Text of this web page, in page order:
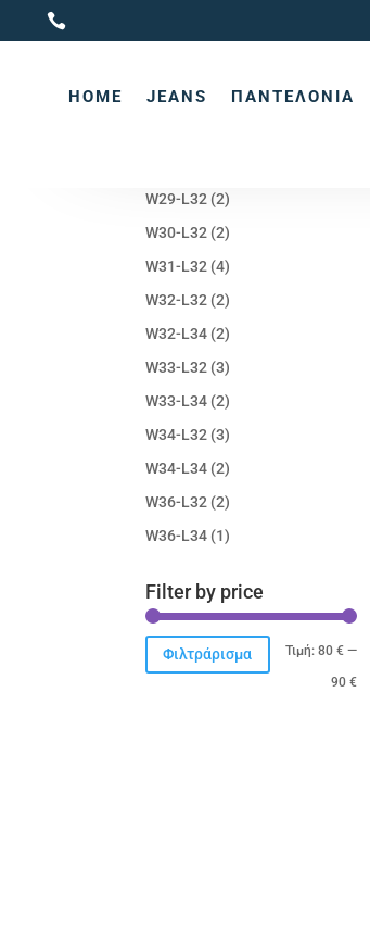

HOME JEANS ΠΑΝΤΕΛΌΝΙΑ
W29-L32 (2)
W30-L32 (2)
W31-L32 (4)
W32-L32 (2)
W32-L34 (2)
W33-L32 (3)
W33-L34 (2)
W34-L32 (3)
W34-L34 (2)
W36-L32 (2)
W36-L34 (1)
Filter by price
Φιλτράρισμα Τιμή: 80 €—
90 €